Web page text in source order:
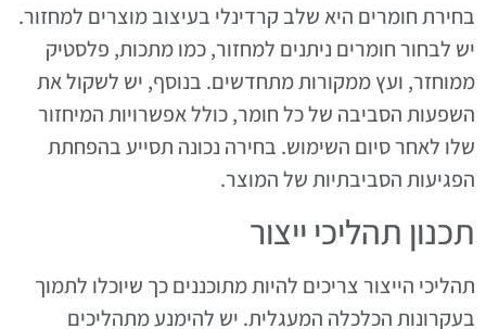
בחירת חומרים היא שלב קרדינלי בעיצוב מוצרים למחזור.
יש לבחור חומרים ניתנים למחזור, כמו מתכות, פלסטיק
ממוחזר, ועץ ממקורות מתחדשים. בנוסף, יש לשקול את
השפעות הסביבה של כל חומר, כולל אפשרויות המיחזור
שלו לאחר סיום השימוש. בחירה נכונה תסייע בהפחתת
הפגיעות הסביבתיות של המוצר.
תכנון תהליכי ייצור
תהליכי הייצור צריכים להיות מתוכננים כך שיוכלו לתמוך
בעקרונות הכלכלה המעגלית. יש להימנע מתהליכים